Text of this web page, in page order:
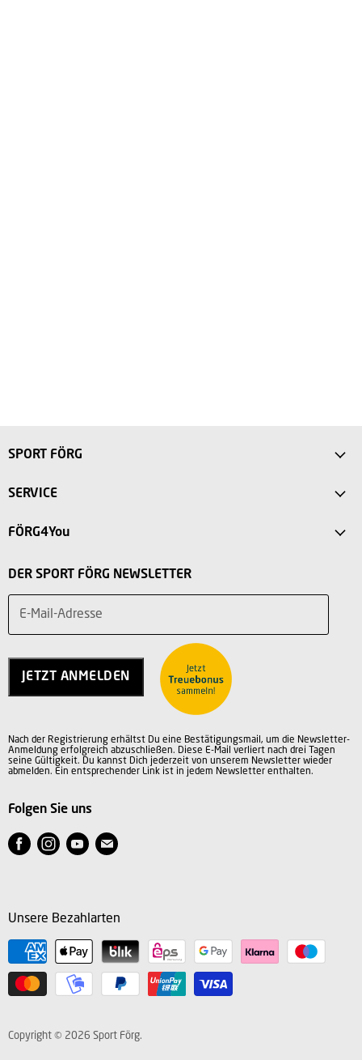
SPORT FÖRG
Intersport Förg Landsberg
Sport Outlet Augsburg
Über uns
Jobs
AGB
Impressum
SERVICE
FAQ
Rücksendung
Service
Kontakt
Vertrag widerrufen
FÖRG4You
Teilnahmebedingungen
DER SPORT FÖRG NEWSLETTER
E-Mail-Adresse
JETZT ANMELDEN
Nach der Registrierung erhältst Du eine Bestätigungsmail, um die Newsletter-
Anmeldung erfolgreich abzuschließen. Diese E-Mail verliert nach drei Tagen
seine Gültigkeit. Du kannst Dich jederzeit von unserem Newsletter wieder
abmelden. Ein entsprechender Link ist in jedem Newsletter enthalten.
Folgen Sie uns
FindenFindenFinden
auf
Finden
Mail
Copyright © 2026 Sport Förg.
Unsere Bezahlarten